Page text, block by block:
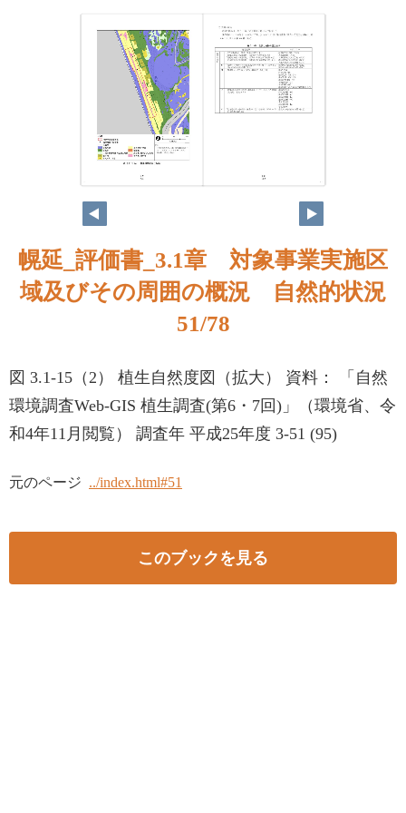
52
幌延_評価書_3.1章 対象事業実施区
域及びその周囲の概況 自然的状況
51/78
図 3.1-15（2） 植生自然度図（拡大） 資料： 「自然
環境調査Web-GIS 植生調査(第6・7回)」（環境省、令
和4年11月閲覧） 調査年 平成25年度 3-51 (95)
元のページ ../index.html#51
このブックを見る